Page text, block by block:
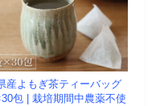
産よもぎ茶ティーバッグ
包 | 栽培期間中農薬不使